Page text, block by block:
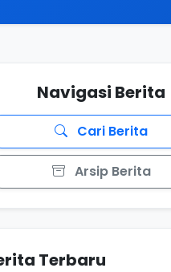
Navigasi Berita
Cari Berita
Arsip Berita
Terbaru